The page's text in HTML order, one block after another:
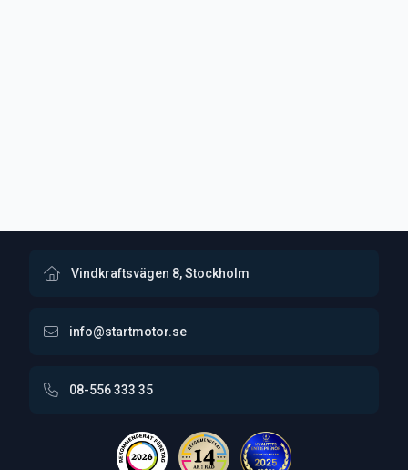
Vindkraftsvägen 8, Stockholm
info@startmotor.se
08-556 333 35